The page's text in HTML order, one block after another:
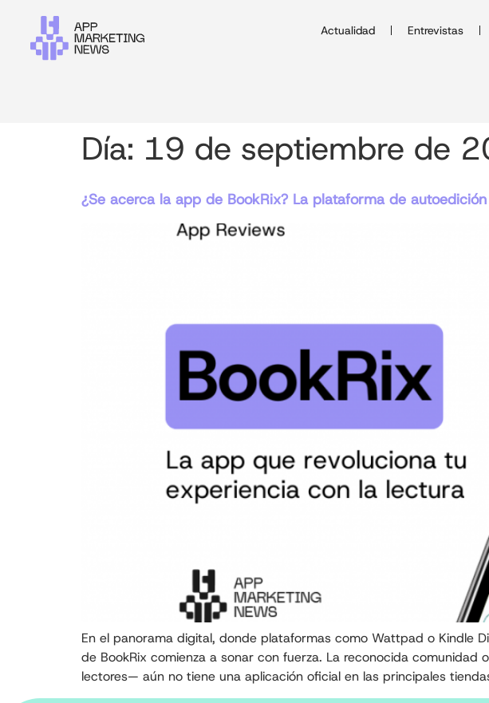
Actualidad Entrevistas
Día: 19 de septiembre de
¿Se acerca la app de BookRix? La plataforma de
En el panorama digital, donde plataformas como Wattpad o Kindle
de BookRix comienza a sonar con fuerza. La reconocida
lectores— aún no tiene una aplicación oficial en las principales